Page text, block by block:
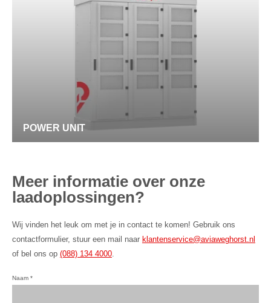
POWER UNIT
Meer informatie over onze
laadoplossingen?
Wij vinden het leuk om met je in contact te komen! Gebruik ons
contactformulier, stuur een mail naar klantenservice@aviaweghorst.nl
of bel ons op (088) 134 4000
Naam *